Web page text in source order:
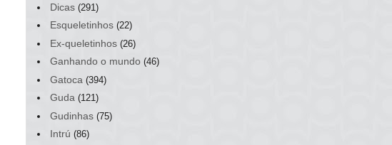
Dicas (291)
Esqueletinhos (22)
Ex-queletinhos (26)
Ganhando o mundo (46)
Gatoca (394)
Guda (121)
Gudinhas (75)
Intrú (86)